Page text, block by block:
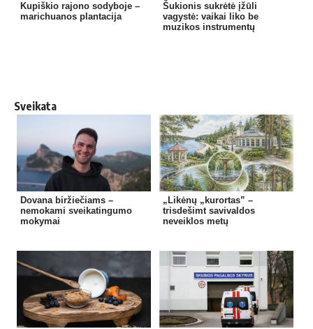
Kupiškio rajono sodyboje –
marichuanos plantacija
Šukionis sukrėtė įžūli
vagystė: vaikai liko be
muzikos instrumentų
Sveikata
Dovana biržiečiams –
nemokami sveikatingumo
mokymai
„Likėnų „kurortas” –
trisdešimt savivaldos
neveiklos metų